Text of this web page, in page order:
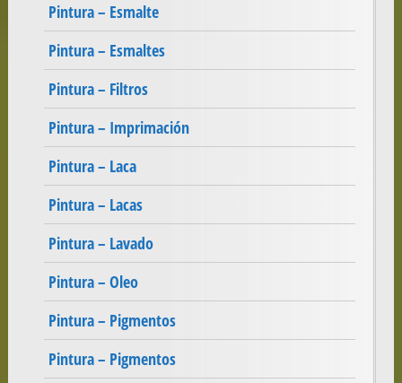
Pintura – Esmalte
Pintura – Esmaltes
Pintura – Filtros
Pintura – Imprimación
Pintura – Laca
Pintura – Lacas
Pintura – Lavado
Pintura – Oleo
Pintura – Pigmentos
Pintura – Pigmentos